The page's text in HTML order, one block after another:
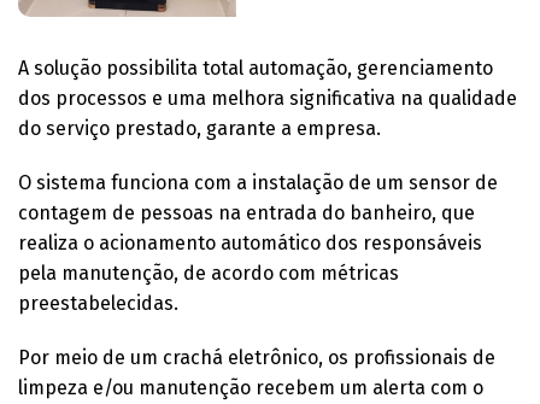
A solução possibilita total automação, gerenciamento
dos processos e uma melhora significativa na qualidade
do serviço prestado, garante a empresa.
O sistema funciona com a instalação de um sensor de
contagem de pessoas na entrada do banheiro, que
realiza o acionamento automático dos responsáveis
pela manutenção, de acordo com métricas
preestabelecidas.
Por meio de um crachá eletrônico, os profissionais de
limpeza e/ou manutenção recebem um alerta com o